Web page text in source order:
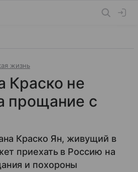
жизнь
Краско не
прощание с
Краско Ян, живущий в
приехать в Россию на
и похороны